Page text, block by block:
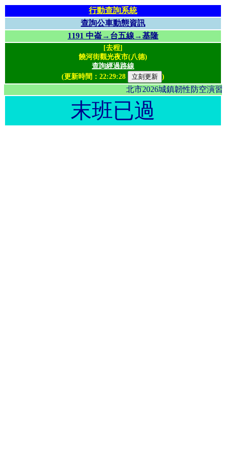
行動查詢系統
查詢公車動態資訊
1191 中崙→台五線→基隆
[去程]
饒河街觀光夜市(八德)
查詢經過路線
(更新時間： 22:29:28 )
北市2026城鎮韌性防空
末班已過